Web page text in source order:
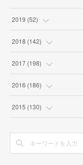
2019 (52)
(1)
(2)
(2)
(7)
(6)
2018 (142)
(4)
(9)
(10
(17)
2017 (198)
(10
(19
(11
2016 (186)
(9)
(
2015 (130)
(